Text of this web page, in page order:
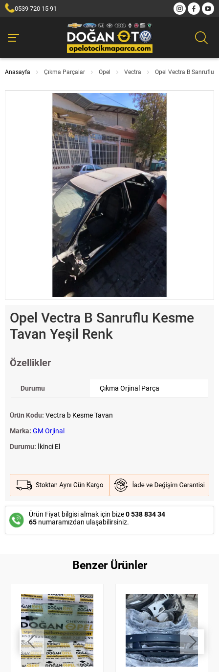
0539 720 15 91
Anasayfa Çıkma Parçalar Opel Vectra Opel Vectra B Sanruflu
Opel Vectra B Sanruflu Kesme
Tavan Yeşil Renk
Özellikler
Durumu Çıkma Orjinal Parça
Ürün Kodu: Vectra b Kesme Tavan
Marka: GM Orjinal
Durumu: İkinci El
Ürün Fiyat bilgisi almak için bize0 538 834 34
65 numaramızdan ulaşabilirsiniz.
Benzer Ürünler